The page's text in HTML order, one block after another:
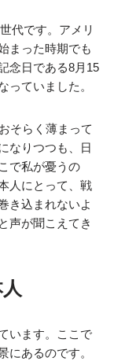
代です。アメリ
まった時期でも
念日である8月15
っていました。
そらく薄まって
なりつつも、日
で私が憂うの
人にとって、戦
き込まれないよ
声が聞こえてき
います。ここで
にあるのです。